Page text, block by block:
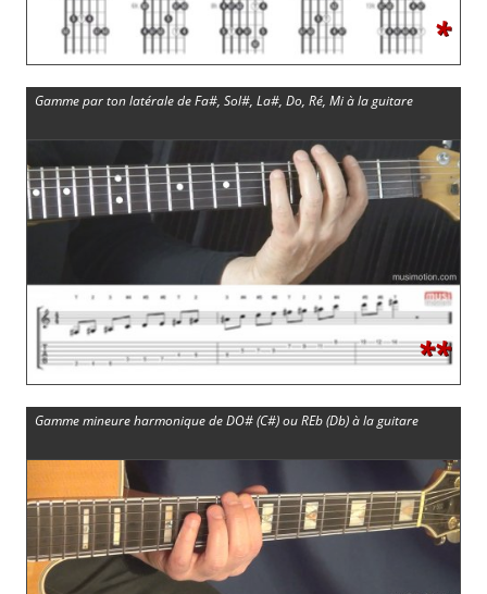
*
Gamme par ton latérale de Fa#, Sol#, La#, Do, Ré, Mi à la guitare
**
Gamme mineure harmonique de DO# (C#) ou REb (Db) à la guitare